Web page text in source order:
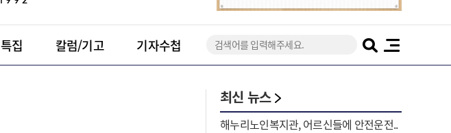
특집 칼럼/기고 기자수첩
최신 뉴스
해누리노인복지관, 어르신들에 안전운전..